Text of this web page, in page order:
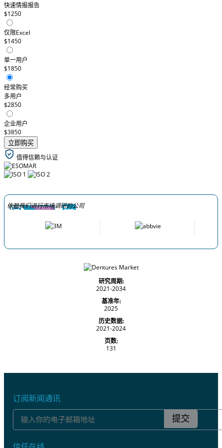
快速情报报告
$1250
仅限Excel
$1450
单一用户
$1850
经常购买
多用户
$2850
企业用户
$3850
立即购买
值得信赖与认证
依赖我们进行市场调研的公司
研究周期:
2021-2034
基准年:
2025
历史数据:
2021-2024
页数:
131
订阅新闻通讯
提交